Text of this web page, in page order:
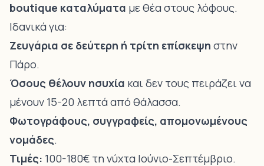
boutique καταλύματα με θέα στους λόφους.
Ιδανικά για:
Ζευγάρια σε δεύτερη ή τρίτη επίσκεψη στην
Πάρο.
Όσους θέλουν ησυχία και δεν τους πειράζει να
μένουν 15-20 λεπτά από θάλασσα.
Φωτογράφους, συγγραφείς, απομονωμένους
νομάδες.
Τιμές: 100-180€ τη νύχτα Ιούνιο-Σεπτέμβριο.